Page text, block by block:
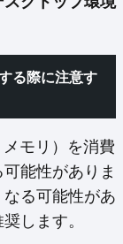
る際に注意す
メモリ）を消費
能性がありま
る可能性があ
します。